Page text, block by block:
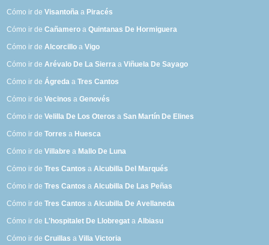
Cómo ir deVisantoña a Piracés
Cómo ir deCañamero aQuintanas De Hormiguera
Cómo ir deAlcorcillo aVigo
Cómo ir deArévalo De La Sierra aViñuela De Sayago
Cómo ir deÁgreda aTres Cantos
Cómo ir deVecinos aGenovés
Cómo ir deVelilla De Los Oteros aSan Martín De Elines
Cómo ir deTorres a Huesca
Cómo ir deVillabre a Mallo De Luna
Cómo ir deTres Cantos aAlcubilla Del Marqués
Cómo ir deTres Cantos aAlcubilla De Las Peñas
Cómo ir deTres Cantos aAlcubilla De Avellaneda
Cómo ir de L'hospitalet De Llobregat aAlbiasu
Cómo ir deCruillas aVilla Victoria